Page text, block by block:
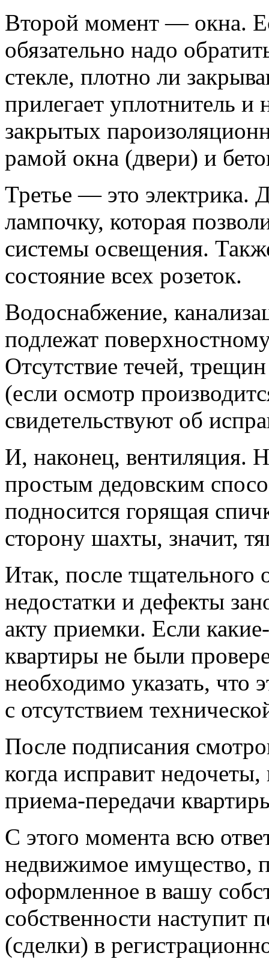
Второй момент — окна.
обязательно надо
стекле, плотно ли
прилегает уплотнитель и
закрытых
рамой окна (двери) и
Третье — это электрика.
лампочку, которая
системы освещения.
состояние всех розеток.
Водоснабжение,
подлежат
Отсутствие течей,
(если осмотр
свидетельствуют об
И, наконец, вентиляция.
простым дедовским
подносится горящая
сторону шахты, значит,
Итак, после тщательного
недостатки и дефекты
акту приемки. Если
квартиры не были
необходимо указать, что
с отсутствием
После подписания
когда исправит
приема-передачи
С этого момента всю
недвижимое имущество,
оформленное в вашу
собственности наступит
(сделки) в